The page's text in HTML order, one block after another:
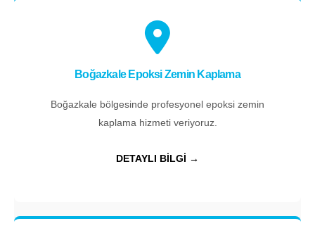
Boğazkale Epoksi Zemin Kaplama
Boğazkale bölgesinde profesyonel epoksi zemin
kaplama hizmeti veriyoruz.
DETAYLI BİLGİ →